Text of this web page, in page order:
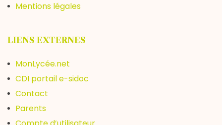
Mentions légales
LIENS EXTERNES
MonLycée.net
CDI portail e-sidoc
Contact
Parents